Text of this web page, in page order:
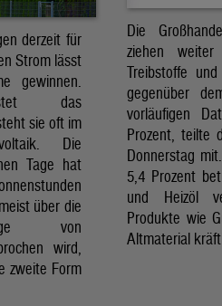
derzeit für
Strom lässt
gewinnen.
das
sie oft im
Die
Tage hat
über die
von
wird,
zweite Form
Die
ziehen
Treibstoffe
gegenüber
vorläufigen
Prozent, teilte
Donnerstag
5,4 Prozent
und Heizöl
Produkte wie
Altmaterial